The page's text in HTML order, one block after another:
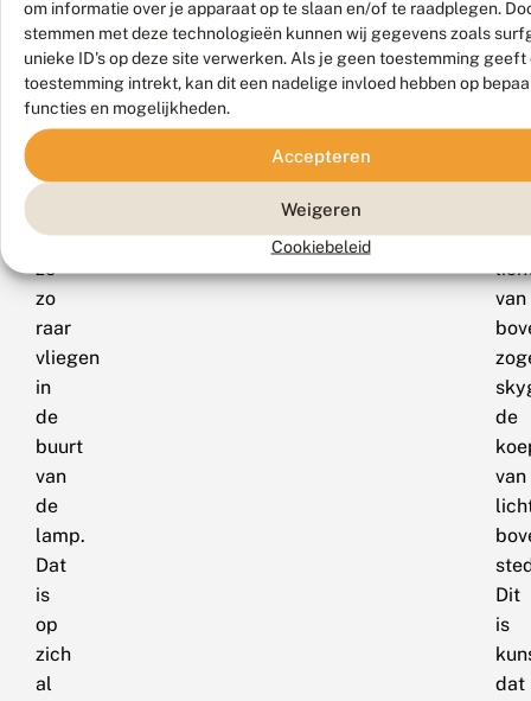
om informatie over je apparaat op te slaan en/of te raadplegen.
stemmen met deze technologieën kunnen wij gegevens zoals
unieke ID's op deze site verwerken. Als je geen toestemming geeft
toestemming intrekt, kan dit een nadelige invloed hebben op
functies en mogelijkheden.
Accepteren
Weigeren
Cookiebeleid
op
licht
afkomen.
We
nu
waarom
ze
zo
raar
vliegen
in
de
buurt
van
de
lamp.
Dat
is
op
zich
al
kan
ook
van
de
van
Dit
is
dat